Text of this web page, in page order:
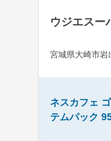
ウジエスー
宮城県大崎市岩
ネスカフェ
テムパック